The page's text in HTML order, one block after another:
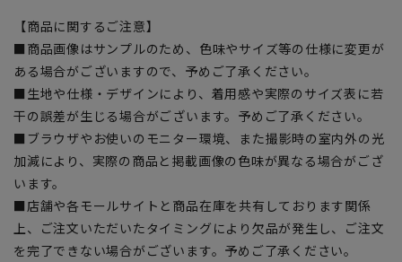
【商品に関するご注意】
■商品画像はサンプルのため、色味やサイズ等の仕様に変更が
ある場合がございますので、予めご了承ください。
■生地や仕様・デザインにより、着用感や実際のサイズ表に若
干の誤差が生じる場合がございます。予めご了承ください。
■ブラウザやお使いのモニター環境、また撮影時の室内外の光
加減により、実際の商品と掲載画像の色味が異なる場合がござ
います。
■店舗や各モールサイトと商品在庫を共有しております関係
上、ご注文いただいたタイミングにより欠品が発生し、ご注文
を完了できない場合がございます。予めご了承ください。